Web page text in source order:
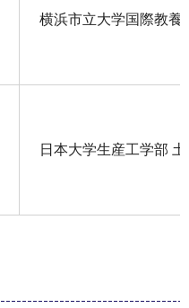
横浜市立大学国際教養
日本大学生産工学部